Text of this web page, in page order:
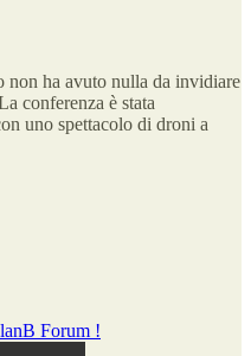
non ha avuto nulla da invidiare
conferenza è stata
uno spettacolo di droni a
Forum !